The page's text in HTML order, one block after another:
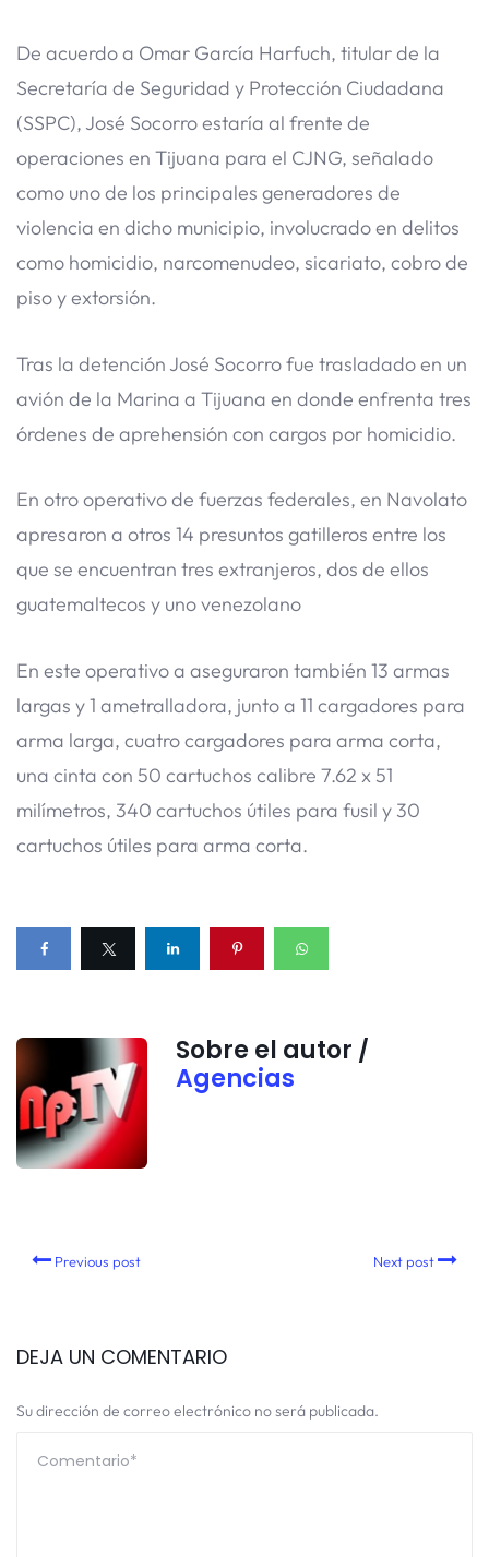
De acuerdo a Omar García Harfuch, titular de la
Secretaría de Seguridad y Protección Ciudadana
(SSPC), José Socorro estaría al frente de
operaciones en Tijuana para el CJNG, señalado
como uno de los principales generadores de
violencia en dicho municipio, involucrado en delitos
como homicidio, narcomenudeo, sicariato, cobro de
piso y extorsión.
Tras la detención José Socorro fue trasladado en un
avión de la Marina a Tijuana en donde enfrenta tres
órdenes de aprehensión con cargos por homicidio.
En otro operativo de fuerzas federales, en Navolato
apresaron a otros 14 presuntos gatilleros entre los
que se encuentran tres extranjeros, dos de ellos
guatemaltecos y uno venezolano
En este operativo a aseguraron también 13 armas
largas y 1 ametralladora, junto a 11 cargadores para
arma larga, cuatro cargadores para arma corta,
una cinta con 50 cartuchos calibre 7.62 x 51
milímetros, 340 cartuchos útiles para fusil y 30
cartuchos útiles para arma corta.
Sobre el autor /
Agencias
Previous post Next post
DEJA UN COMENTARIO
Su dirección de correo electrónico no será publicada.